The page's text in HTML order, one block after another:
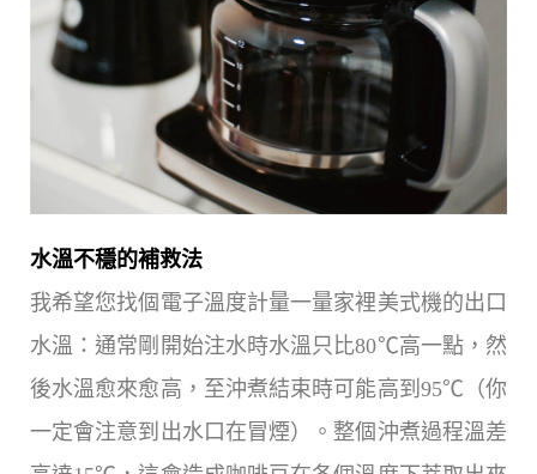
水溫不穩的補救法
我希望您找個電子溫度計量一量家裡美式機的出口
水溫：通常剛開始注水時水溫只比80℃高一點，然
後水溫愈來愈高，至沖煮結束時可能高到95℃（你
一定會注意到出水口在冒煙）。整個沖煮過程溫差